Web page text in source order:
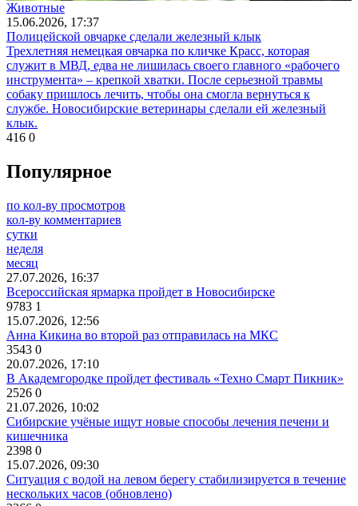
Животные
15.06.2026, 17:37
Полицейской овчарке сделали железный клык
Трехлетняя немецкая овчарка по кличке Красс, которая
служит в МВД, едва не лишилась своего главного «рабочего
инструмента» – крепкой хватки. После серьезной травмы
собаку пришлось лечить, чтобы она смогла вернуться к
службе. Новосибирские ветеринары сделали ей железный
клык.
416 0
Популярное
по кол-ву просмотров
кол-ву комментариев
сутки
неделя
месяц
27.07.2026, 16:37
Всероссийская ярмарка пройдет в Новосибирске
9783 1
15.07.2026, 12:56
Анна Кикина во второй раз отправилась на МКС
3543 0
20.07.2026, 17:10
В Академгородке пройдет фестиваль «Техно Смарт Пикник»
2526 0
21.07.2026, 10:02
Сибирские учёные ищут новые способы лечения печени и
кишечника
2398 0
15.07.2026, 09:30
Ситуация с водой на левом берегу стабилизируется в течение
нескольких часов (обновлено)